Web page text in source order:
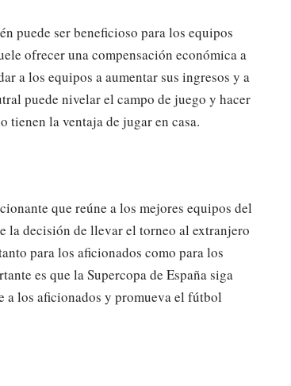
puede ser beneficioso para los equipos
ofrecer una compensación económica a
a los equipos a aumentar sus ingresos y a
puede nivelar el campo de juego y hacer
tienen la ventaja de jugar en casa.
que reúne a los mejores equipos del
la decisión de llevar el torneo al extranjero
para los aficionados como para los
es que la Supercopa de España siga
los aficionados y promueva el fútbol